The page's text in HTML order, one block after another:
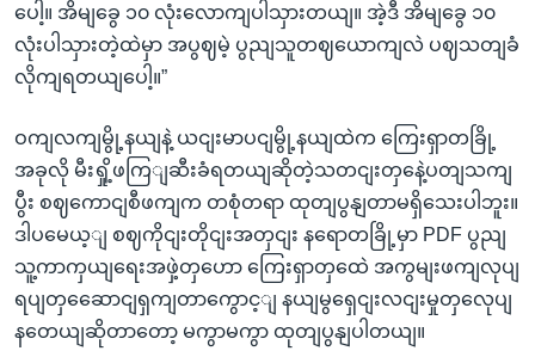
ပေါ့။ အိမျခွေ ၁၀ လုံးလောကျပါသှားတယျ။ အဲ့ဒီ အိမျခွေ ၁၀
လုံးပါသှားတဲ့ထဲမှာ အပွဈမဲ့ ပွညျသူတဈယောကျလဲ ပဈသတျခံ
လိုကျရတယျပေါ့။”
ဝကျလကျမွို့နယျနဲ့ ယငျးမာပငျမွို့နယျထဲက ကြေးရှာတခြို့
အခုလို မီးရှို့ဖကြျဆီးခံရတယျဆိုတဲ့သတငျးတှနေဲ့ပတျသကျ
ပွီး စဈကောငျစီဖကျက တစုံတရာ ထုတျပွနျတာမရှိသေးပါဘူး။
ဒါပမေယ့ျ စဈကိုငျးတိုငျးအတှငျး နရောတခြို့မှာ PDF ပွညျ
သူ့ကာကှယျရေးအဖှဲ့တှဟော ကြေးရှာတှထေဲ အကွမျးဖကျလုပျ
ရပျတှဆေောငျရှကျတာကွောင့ျ နယျမွရှေငျးလငျးမှုတှလေုပျ
နတေယျဆိုတာတော့ မကွာမကွာ ထုတျပွနျပါတယျ။